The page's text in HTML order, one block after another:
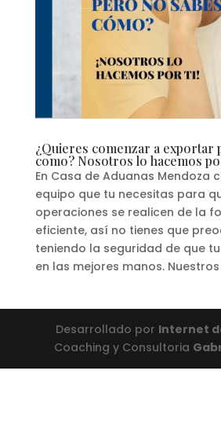
¿Quieres comenzar a exportar
como? Nosotros lo hacemos
En Casa de Aduanas Mendoza
equipo que tu necesitas para
operaciones se realicen de la
eficiente, así no tienes que
teniendo la seguridad de que
en las mejores manos. Nuestros
Desarrollado por Internet
Coaching y Consultoria